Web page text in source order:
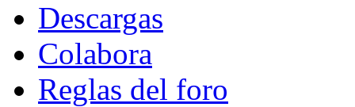
Descargas
Colabora
Reglas del foro